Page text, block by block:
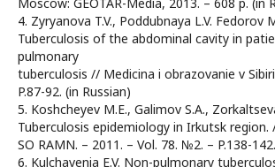
4. Zyryanova T.V., Poddubnaya L.V. Fedorov
Tuberculosis of the abdominal cavity in
pulmonary
tuberculosis // Medicina i obrazovanie v
P.87-92. (in Russian)
5. Koshcheyev M.E., Galimov S.A.,
Tuberculosis epidemiology in Irkutsk region.
SO RAMN. – 2011. – Vol. 78. №2. – P.138-
6. Kulchavenia E.V. Non-pulmonary